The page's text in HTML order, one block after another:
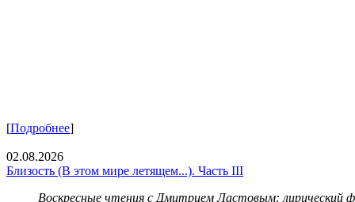
[Подробнее]
02.08.2026
Близость (В этом мире летящем...). Часть III
Воскресные чтения с Дмитрием Ластовым: лирический